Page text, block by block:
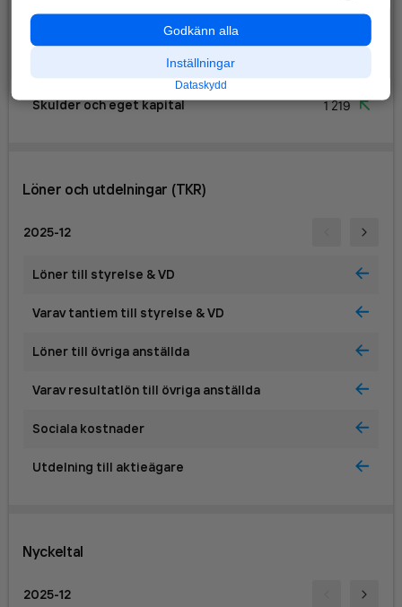
Skulder och eget kapital 1 219
Löner och utdelningar (TKR)
2025-12
Löner till styrelse & VD
Varav tantiem till styrelse & VD
Löner till övriga anställda
Varav resultatlön till övriga anställda
Sociala kostnader
Utdelning till aktieägare
Nyckeltal
2025-12
Godkänn alla
Inställningar
Dataskydd